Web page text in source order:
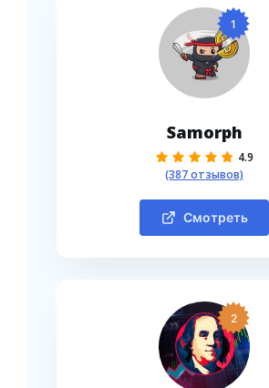
1
Samorph
4.9
(387 отзывов)
Смотреть
2